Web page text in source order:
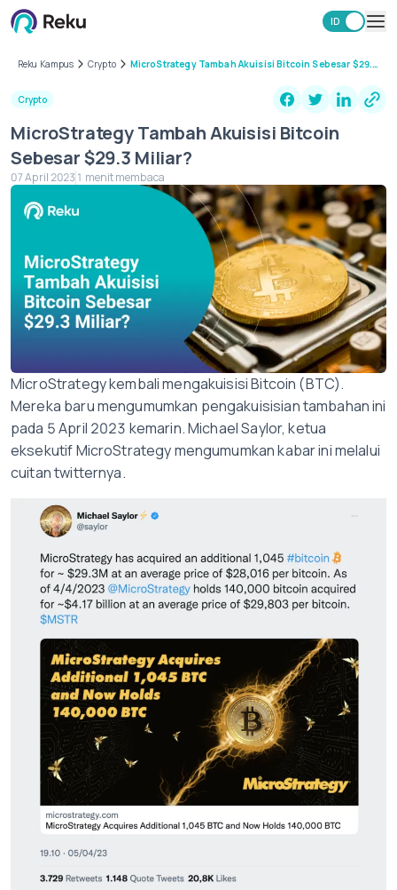
EN
ID
Learning Hub
Keamanan
Biaya
Lainnya
Unduh Aplikasi Reku
Reku Kampus Crypto
MicroStrategy Tambah Akuisisi Bitcoin Sebesar $29.3
Crypto
MicroStrategy Tambah Akuisisi Bitcoin
Sebesar $29.3 Miliar?
07 April 20231 menit membaca
MicroStrategy kembali mengakuisisi Bitcoin (BTC).
Mereka baru mengumumkan pengakuisisian tambahan ini
pada 5 April 2023 kemarin. Michael Saylor, ketua
eksekutif MicroStrategy mengumumkan kabar ini melalui
cuitan twitternya.